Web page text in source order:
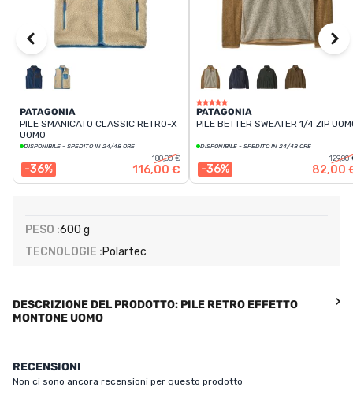
PATAGONIA
PILE SMANICATO CLASSIC RETRO-X
UOMO
DISPONIBILE - SPEDITO IN 24/48 ORE
-36%
180,00 €
116,00 €
PATAGONIA
PILE BETTER SWEATER 1/4 ZIP
DISPONIBILE - SPEDITO IN 24/48 ORE
-36%
129,00
82,00
PESO :600 g
TECNOLOGIE :Polartec
DESCRIZIONE DEL PRODOTTO: PILE RETRO EFFETTO
MONTONE UOMO
RECENSIONI
Non ci sono ancora recensioni per questo prodotto